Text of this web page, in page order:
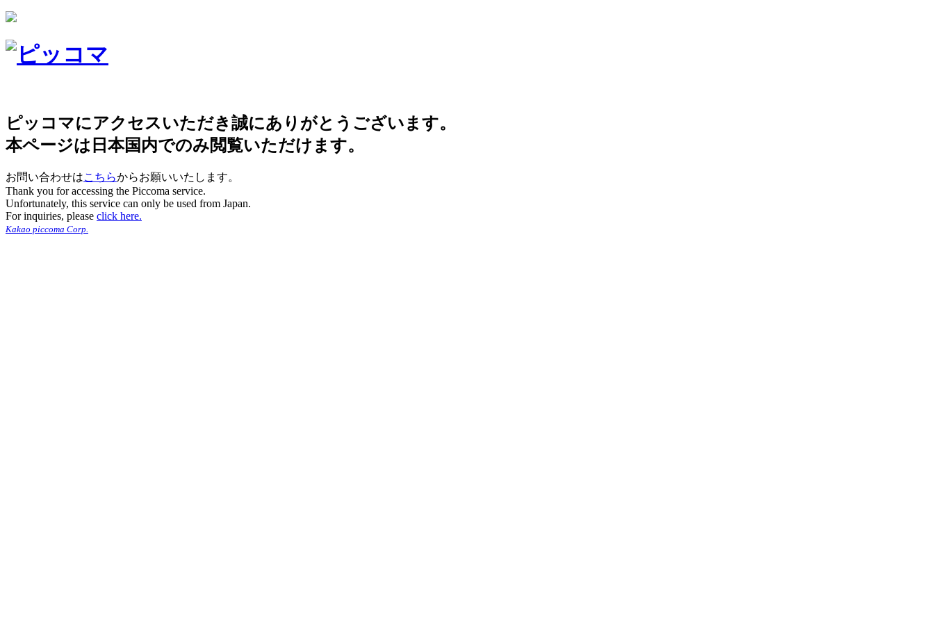
ピッコマにアクセスいただき誠にありがとうございます。
本ページは日本国内でのみ閲覧いただけます。
お問い合わせはこちらからお願いいたします。
Thank you for accessing the Piccoma service.
Unfortunately, this service can only be used from Japan.
For inquiries, please click here.
Kakao piccoma Corp.